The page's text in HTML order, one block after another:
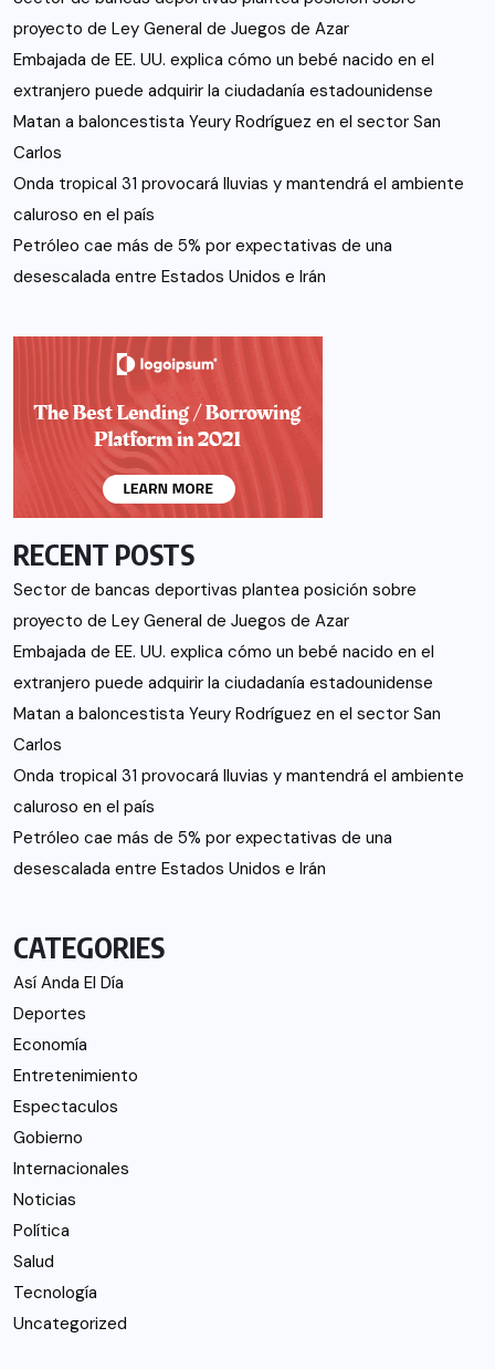
proyecto de Ley General de Juegos de Azar
Embajada de EE. UU. explica cómo un bebé nacido en el
extranjero puede adquirir la ciudadanía estadounidense
Matan a baloncestista Yeury Rodríguez en el sector San
Carlos
Onda tropical 31 provocará lluvias y mantendrá el ambiente
caluroso en el país
Petróleo cae más de 5% por expectativas de una
desescalada entre Estados Unidos e Irán
RECENT POSTS
Sector de bancas deportivas plantea posición sobre
proyecto de Ley General de Juegos de Azar
Embajada de EE. UU. explica cómo un bebé nacido en el
extranjero puede adquirir la ciudadanía estadounidense
Matan a baloncestista Yeury Rodríguez en el sector San
Carlos
Onda tropical 31 provocará lluvias y mantendrá el ambiente
caluroso en el país
Petróleo cae más de 5% por expectativas de una
desescalada entre Estados Unidos e Irán
CATEGORIES
Así Anda El Día
Deportes
Economía
Entretenimiento
Espectaculos
Gobierno
Internacionales
Noticias
Política
Salud
Tecnología
Uncategorized